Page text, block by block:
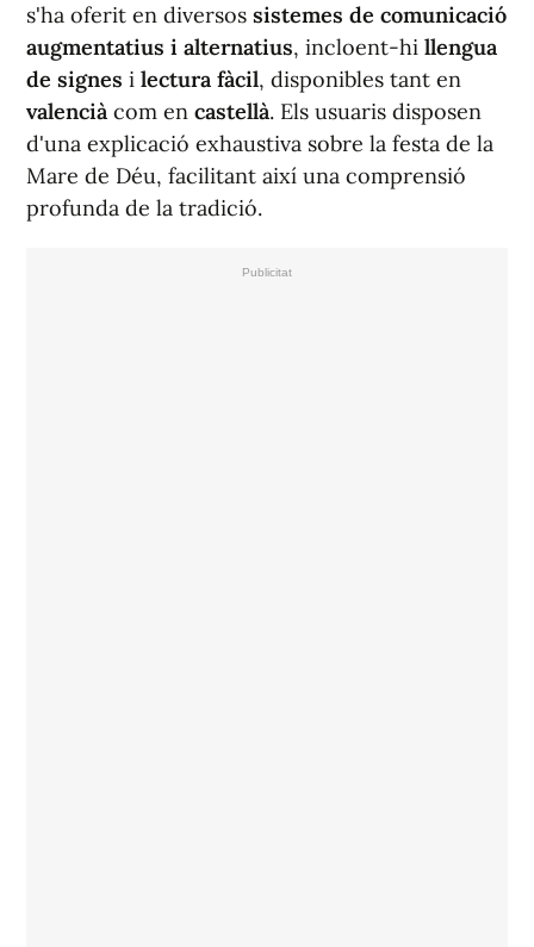
s'ha oferit en diversos sistemes de comunicació
augmentatius i alternatius, incloent-hi llengua
de signes i lectura fàcil, disponibles tant en
valencià com en castellà. Els usuaris disposen
d'una explicació exhaustiva sobre la festa de la
Mare de Déu, facilitant així una comprensió
profunda de la tradició.